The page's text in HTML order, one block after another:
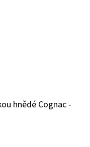
hnědé Cognac -